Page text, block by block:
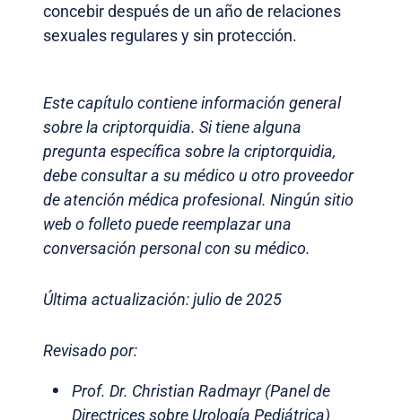
concebir después de un año de relaciones
sexuales regulares y sin protección.
Este capítulo contiene información general
sobre la criptorquidia. Si tiene alguna
pregunta específica sobre la criptorquidia,
debe consultar a su médico u otro proveedor
de atención médica profesional. Ningún sitio
web o folleto puede reemplazar una
conversación personal con su médico.
Última actualización: julio de 2025
Revisado por:
Prof. Dr. Christian Radmayr (Panel de
Directrices sobre Urología Pediátrica)